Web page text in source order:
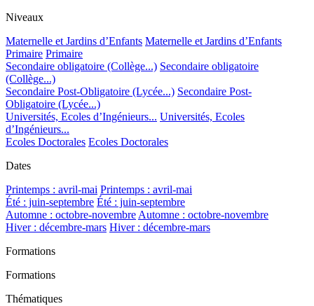
Niveaux
Maternelle et Jardins d’Enfants Maternelle et Jardins d’Enfants
Primaire Primaire
Secondaire obligatoire (Collège...) Secondaire obligatoire
(Collège...)
Secondaire Post-Obligatoire (Lycée...) Secondaire Post-
Obligatoire (Lycée...)
Universités, Ecoles d’Ingénieurs... Universités, Ecoles
d’Ingénieurs...
Ecoles Doctorales Ecoles Doctorales
Dates
Printemps : avril-mai Printemps : avril-mai
Été : juin-septembre Été : juin-septembre
Automne : octobre-novembre Automne : octobre-novembre
Hiver : décembre-mars Hiver : décembre-mars
Formations
Formations
Thématiques